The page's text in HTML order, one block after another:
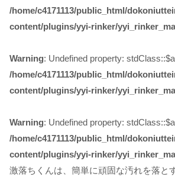
/home/c4171113/public_html/
content/plugins/yyi-rinker/
Warning: Undefined property:
/home/c4171113/public_html/
content/plugins/yyi-rinker/
Warning: Undefined property:
/home/c4171113/public_html/
content/plugins/yyi-rinker/
激落ちくんは、簡単に頑固な汚れを落と